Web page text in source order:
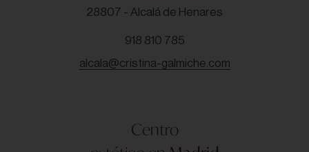
28807 - Alcalá de Henares
918 810 785
alcala@cristina-galmiche.com
Centro